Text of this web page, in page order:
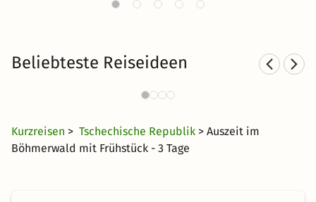
Beliebteste Reiseideen
Kurzurlaub in den Bergen
4448 Angebote
Kurzreisen > Tschechische Republik > Auszeit im
Böhmerwald mit Frühstück - 3 Tage